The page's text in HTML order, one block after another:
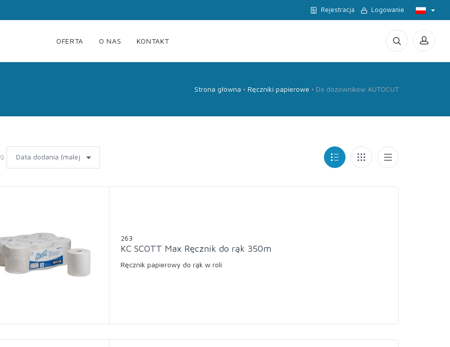
Rejestracja Logowanie
OFERTA O NAS KONTAKT
Strona główna Ręczniki papierowe Do dozowników AUTOCUT
263
KC SCOTT Max Ręcznik do rąk 350m
Ręcznik papierowy do rąk w roli